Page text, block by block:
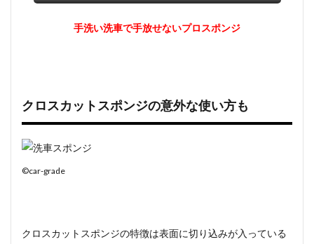
手洗い洗車で手放せないプロスポンジ
クロスカットスポンジの意外な使い方も
©car-grade
クロスカットスポンジの特徴は表面に切り込みが入っている